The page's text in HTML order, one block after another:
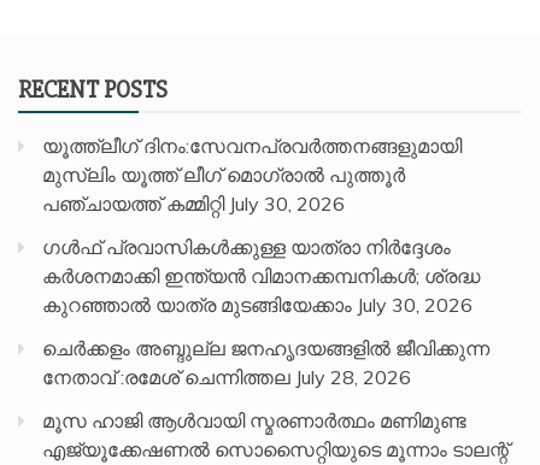
RECENT POSTS
യൂത്ത്ലീഗ് ദിനം:സേവനപ്രവർത്തനങ്ങളുമായി
മുസ്ലിം യൂത്ത് ലീഗ് മൊഗ്രാൽ പുത്തൂർ
പഞ്ചായത്ത് കമ്മിറ്റി July 30, 2026
ഗൾഫ് പ്രവാസികൾക്കുള്ള യാത്രാ നിർദ്ദേശം
കർശനമാക്കി ഇന്ത്യൻ വിമാനക്കമ്പനികൾ; ശ്രദ്ധ
കുറഞ്ഞാൽ യാത്ര മുടങ്ങിയേക്കാം July 30, 2026
ചെർക്കളം അബ്ദുല്ല ജനഹൃദയങ്ങളിൽ ജീവിക്കുന്ന
നേതാവ് :രമേശ് ചെന്നിത്തല July 28, 2026
മൂസ ഹാജി ആൾവായി സ്മരണാർത്ഥം മണിമുണ്ട
എജ്യൂക്കേഷണൽ സൊസൈറ്റിയുടെ മൂന്നാം ടാലന്റ്